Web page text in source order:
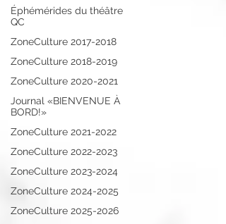
Éphémérides du théâtre
QC
ZoneCulture 2017-2018
ZoneCulture 2018-2019
ZoneCulture 2020-2021
Journal «BIENVENUE À
BORD!»
ZoneCulture 2021-2022
ZoneCulture 2022-2023
ZoneCulture 2023-2024
ZoneCulture 2024-2025
ZoneCulture 2025-2026